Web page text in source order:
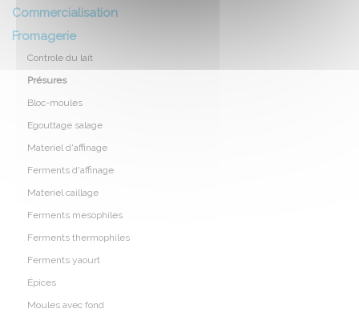
Commercialisation
Fromagerie
Controle du lait
Présures
Bloc-moules
Egouttage salage
Materiel d'affinage
Ferments d'affinage
Materiel caillage
Ferments mesophiles
Ferments thermophiles
Ferments yaourt
Épices
Moules avec fond